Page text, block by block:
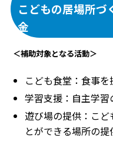
こどもの居場所づ
金
＜補助対象となる活動＞
こども食堂：食事
学習支援：自主学習
遊び場の提供：こ
とができる場所の提